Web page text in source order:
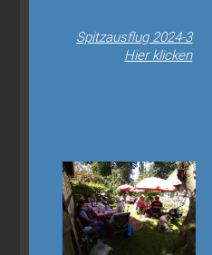
Spitzausflug 2024-3
Hier klicken